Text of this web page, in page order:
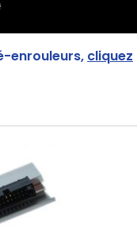
enrouleurs, cliquez